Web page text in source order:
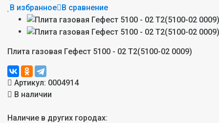
В избранное
В сравнение
Плита газовая Гефест 5100 - 02 Т2(5100-02 0009)
Артикул: 0004914
В наличии
Наличие в других городах: